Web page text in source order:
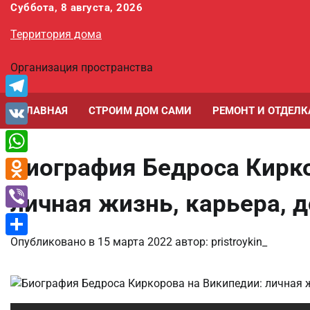
Перейти
содержимому
Суббота, 8 августа, 2026
Территория дома
Организация пространства
ГЛАВНАЯ СТРОИМ ДОМ САМИ РЕМОНТ И
Биография Бедроса
личная жизнь, карьера,
Опубликовано в 15 марта 2022 автор: pristroykin_
Telegram
VK
WhatsApp
Odnoklassniki
Viber
Отправить